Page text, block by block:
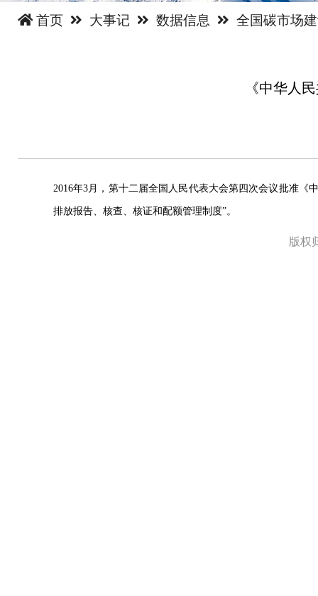
首页 大事记 数据信息 全国碳市场
《中华人
2016年3月，第十二届全国人民代表大会第四次会议批准
排放报告、核查、核证和配额管理制度”。
版权